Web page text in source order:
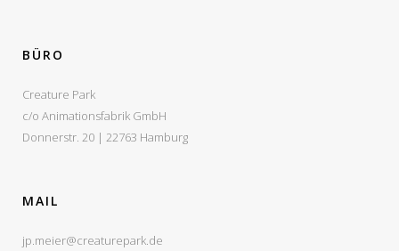
BÜRO
Creature Park
c/o Animationsfabrik GmbH
Donnerstr. 20 | 22763 Hamburg
MAIL
jp.meier@creaturepark.de